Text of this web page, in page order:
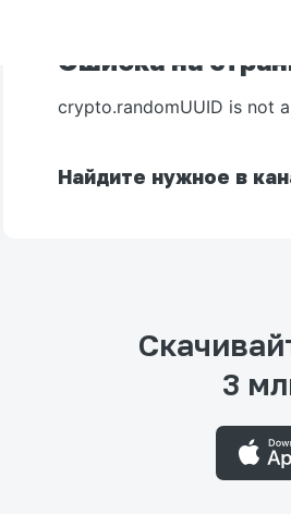
Ошибка на
crypto.randomUUID is not
Найдите нужное в
3